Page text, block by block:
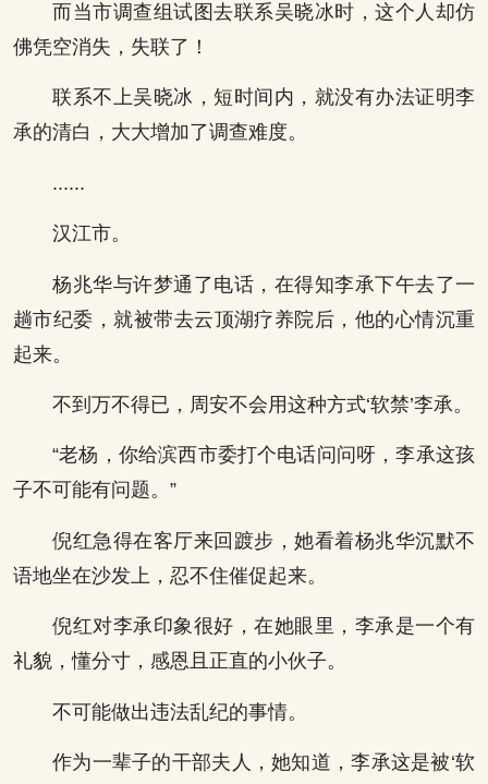
而当市调查组试图去联系吴晓冰时，这个人却仿
佛凭空消失，失联了！
联系不上吴晓冰，短时间内，就没有办法证明李
承的清白，大大增加了调查难度。
......
汉江市。
杨兆华与许梦通了电话，在得知李承下午去了一
趟市纪委，就被带去云顶湖疗养院后，他的心情沉重
起来。
不到万不得已，周安不会用这种方式‘软禁’李承。
“老杨，你给滨西市委打个电话问问呀，李承这孩
子不可能有问题。”
倪红急得在客厅来回踱步，她看着杨兆华沉默不
语地坐在沙发上，忍不住催促起来。
倪红对李承印象很好，在她眼里，李承是一个有
礼貌，懂分寸，感恩且正直的小伙子。
不可能做出违法乱纪的事情。
作为一辈子的干部夫人，她知道，李承这是被‘软